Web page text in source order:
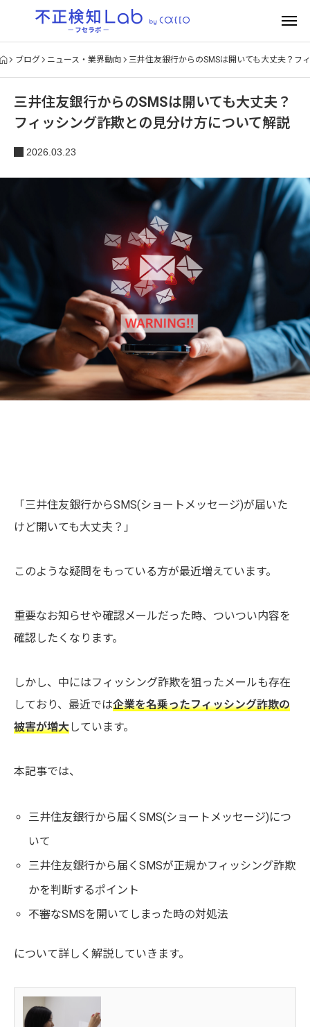
ブログ ニュース・業界動向 三井住友銀行からのSMSは開いても大丈夫？フ
三井住友銀行からのSMSは開いても大丈夫？
フィッシング詐欺との見分け方について解説
2026.03.23
「三井住友銀行からSMS(ショートメッセージ)が届いた
けど開いても大丈夫？」
このような疑問をもっている方が最近増えています。
重要なお知らせや確認メールだった時、ついつい内容を
確認したくなります。
しかし、中にはフィッシング詐欺を狙ったメールも存在
しており、最近では企業を名乗ったフィッシング詐欺の
被害が増大しています。
本記事では、
三井住友銀行から届くSMS(ショートメッセージ)につ
いて
三井住友銀行から届くSMSが正規かフィッシング詐欺
かを判断するポイント
不審なSMSを開いてしまった時の対処法
について詳しく解説していきます。